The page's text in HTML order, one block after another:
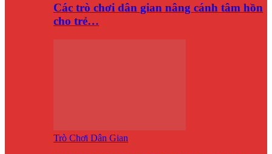
Các trò chơi dân gian nâng cánh tâm hồn
cho trẻ…
Trò Chơi Dân Gian